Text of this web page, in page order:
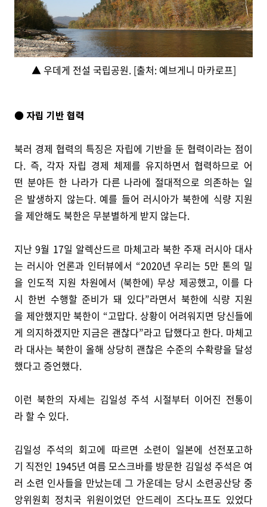
▲ 우데게 전설 국립공원. [출처: 예브게니 마카로프]
● 자립 기반 협력
북러 경제 협력의 특징은 자립에 기반을 둔 협력이라는 점이
다. 즉, 각자 자립 경제 체제를 유지하면서 협력하므로 어
떤 분야든 한 나라가 다른 나라에 절대적으로 의존하는 일
은 발생하지 않는다. 예를 들어 러시아가 북한에 식량 지원
을 제안해도 북한은 무분별하게 받지 않는다.
지난 9월 17일 알렉산드르 마체고라 북한 주재 러시아 대사
는 러시아 언론과 인터뷰에서 “2020년 우리는 5만 톤의 밀
을 인도적 지원 차원에서 (북한에) 무상 제공했고, 이를 다
시 한번 수행할 준비가 돼 있다”라면서 북한에 식량 지원
을 제안했지만 북한이 “고맙다. 상황이 어려워지면 당신들에
게 의지하겠지만 지금은 괜찮다”라고 답했다고 한다. 마체고
라 대사는 북한이 올해 상당히 괜찮은 수준의 수확량을 달성
했다고 증언했다.
이런 북한의 자세는 김일성 주석 시절부터 이어진 전통이
라 할 수 있다.
김일성 주석의 회고에 따르면 소련이 일본에 선전포고하
기 직전인 1945년 여름 모스크바를 방문한 김일성 주석은 여
러 소련 인사들을 만났는데 그 가운데는 당시 소련공산당 중
앙위원회 정치국 위원이었던 안드레이 즈다노프도 있었다